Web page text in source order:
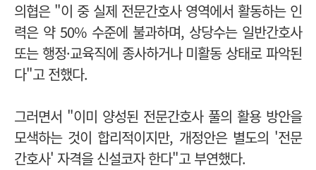
의협은 "이 중 실제 전문간호사 영역에서 활동하는 인
력은 약 50% 수준에 불과하며, 상당수는 일반간호사
또는 행정·교육직에 종사하거나 미활동 상태로 파악된
다"고 전했다.
그러면서 "이미 양성된 전문간호사 풀의 활용 방안을
모색하는 것이 합리적이지만, 개정안은 별도의 '전문
간호사' 자격을 신설코자 한다"고 부연했다.